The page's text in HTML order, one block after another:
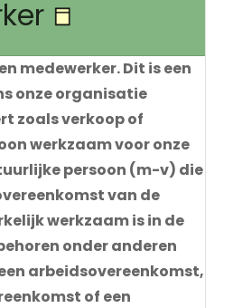
medewerker. Dit is een
onze organisatie
zoals verkoop of
werkzaam voor onze
persoon (m-v) die
van de
werkzaam is in de
onder anderen
arbeidsovereenkomst,
of een